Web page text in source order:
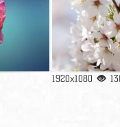
1920x1080